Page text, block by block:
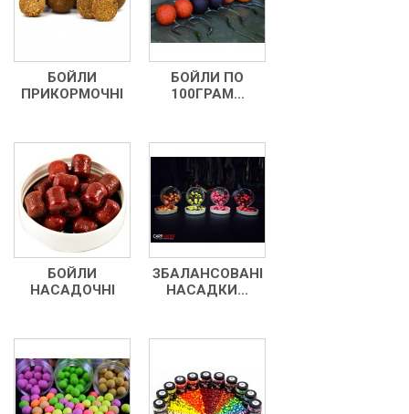
БОЙЛИ
ПРИКОРМОЧНІ
БОЙЛИ ПО
100ГРАМ...
БОЙЛИ
НАСАДОЧНІ
ЗБАЛАНСОВАНІ
НАСАДКИ...